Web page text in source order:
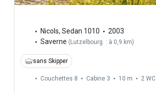
Nicols, Sedan 1010
2003
Saverne ( Lutzelbourg : à 0,9 km)
sans Skipper
Couchettes 8 Cabine 3 10 m 2 WC